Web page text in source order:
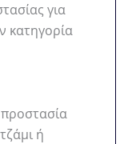
για
κατηγορία
ή